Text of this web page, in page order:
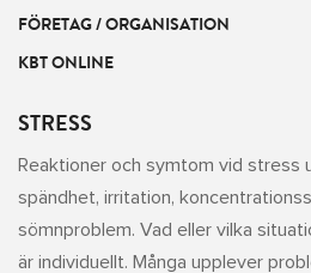
FÖRETAG / ORGANISATION
KBT ONLINE
STRESS
Reaktioner och symtom vid stress
spändhet, irritation,
sömnproblem. Vad eller vilka
är individuellt. Många upplever